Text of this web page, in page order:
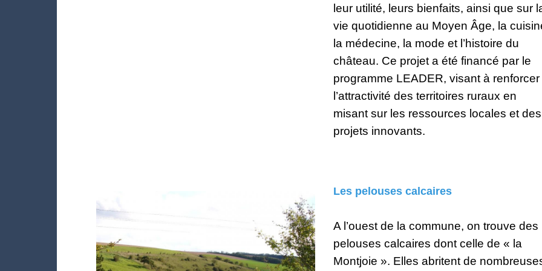
leur utilité, leurs bienfaits, ainsi que sur
vie quotidienne au Moyen Âge, la
la médecine, la mode et l’histoire du
château. Ce projet a été financé par le
programme LEADER, visant à renforcer
l’attractivité des territoires ruraux en
misant sur les ressources locales et des
projets innovants.
Les pelouses calcaires
A l’ouest de la commune, on trouve des
pelouses calcaires dont celle de « la
Montjoie ». Elles abritent de